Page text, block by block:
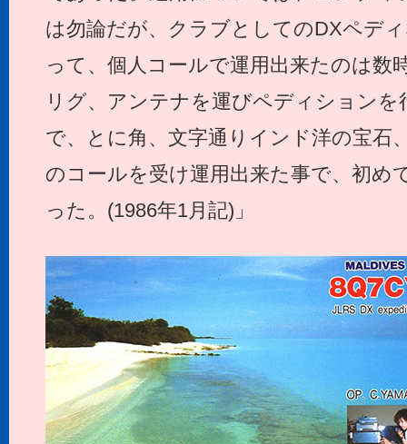
は勿論だが、クラブとしてのDXペデ
って、個人コールで運用出来たのは数
リグ、アンテナを運びペディション
で、とに角、文字通りインド洋の宝石
のコールを受け運用出来た事で、初め
った。(1986年1月記)」